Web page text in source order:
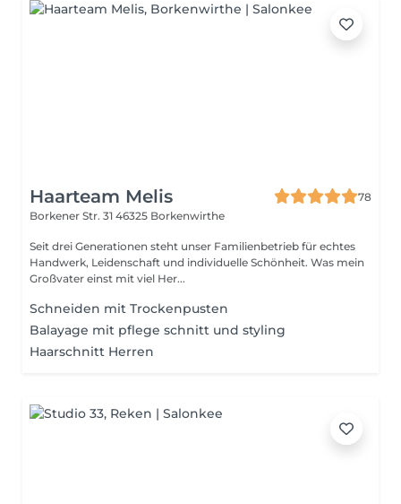
Haarteam Melis
78
Borkener Str. 31 46325 Borkenwirthe
Seit drei Generationen steht unser Familienbetrieb für echtes
Handwerk, Leidenschaft und individuelle Schönheit. Was mein
Großvater einst mit viel Her...
Schneiden mit Trockenpusten
Balayage mit pflege schnitt und styling
Haarschnitt Herren